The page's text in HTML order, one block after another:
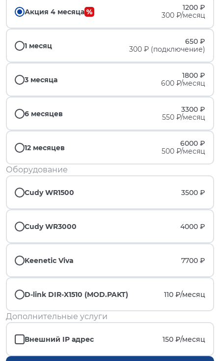
Акция 4 месяца
1200 ₽
300 ₽/месяц
1 месяц
650 ₽
300 ₽ (подключение)
3 месяца
1800 ₽
600 ₽/месяц
6 месяцев
3300 ₽
550 ₽/месяц
12 месяцев
6000 ₽
500 ₽/месяц
Оборудование
Cudy WR1500 3500 ₽
Cudy WR3000 4000 ₽
Keenetic Viva 7700 ₽
D-link DIR-X1510 (MOD.PAKT) 110 ₽/месяц
Дополнительные услуги
Внешний IP адрес 150 ₽/месяц